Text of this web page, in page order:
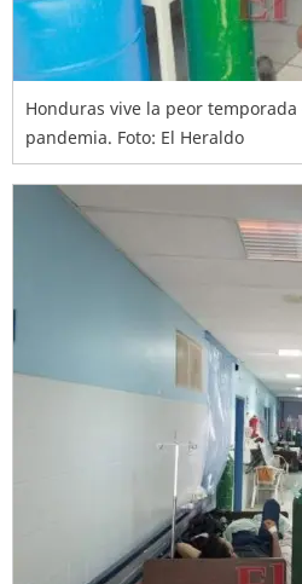
Honduras vive la peor
pandemia. Foto: El Heraldo